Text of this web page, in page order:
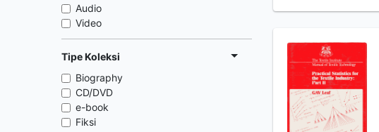
Audio
Video
Tipe Koleksi
Biography
CD/DVD
e-book
Fiksi